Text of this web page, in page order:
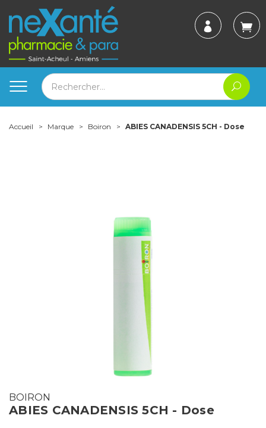
Accueil Marque Boiron ABIES CANADENSIS 5CH - Dose
BOIRON
ABIES CANADENSIS 5CH - Dose